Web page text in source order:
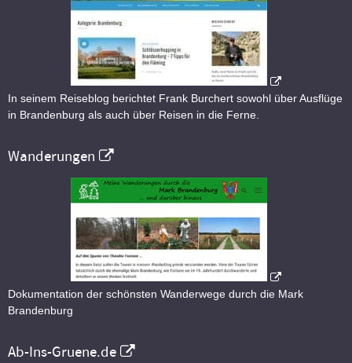
In seinem Reiseblog berichtet Frank Burchert sowohl über Ausflüge
in Brandenburg als auch über Reisen in die Ferne.
Wanderungen
Dokumentation der schönsten Wanderwege durch die Mark
Brandenburg
Ab-Ins-Gruene.de